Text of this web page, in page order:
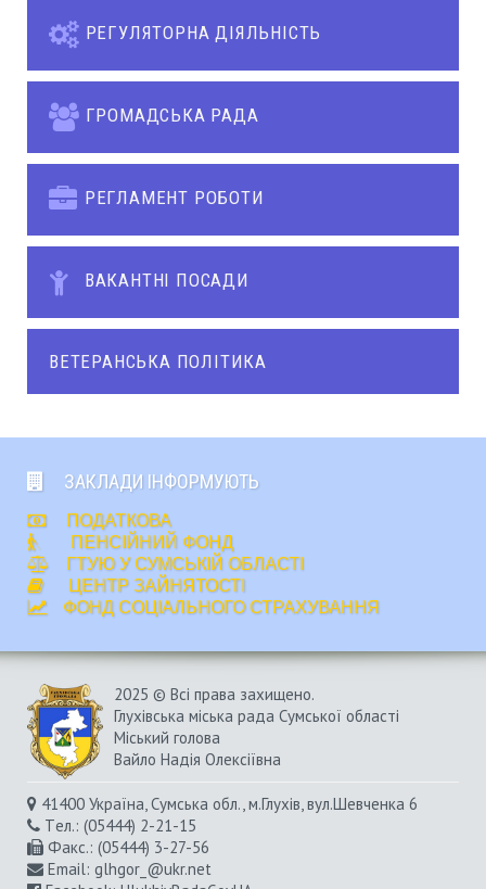
РЕГУЛЯТОРНА ДІЯЛЬНІСТЬ
ГРОМАДСЬКА РАДА
РЕГЛАМЕНТ РОБОТИ
ВАКАНТНІ ПОСАДИ
ВЕТЕРАНСЬКА ПОЛІТИКА
ЗАКЛАДИ ІНФОРМУЮТЬ
ПОДАТКОВА
ПЕНСІЙНИЙ ФОНД
ГТУЮ У СУМСЬКІЙ ОБЛАСТІ
ЦЕНТР ЗАЙНЯТОСТІ
ФОНД СОЦІАЛЬНОГО СТРАХУВАННЯ
2025 © Всі права захищено.
Глухівська міська рада Сумської області
Міський голова
Вайло Надія Олексіївна
41400 Україна, Сумська обл., м.Глухів, вул.Шевченка 6
Tел.: (05444) 2-21-15
Факс.: (05444) 3-27-56
Email: glhgor_@ukr.net